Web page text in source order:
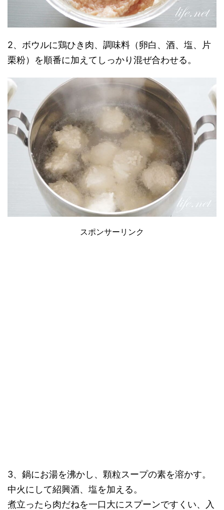
2、ボウルに鶏ひき肉、調味料（卵白、酒、塩、片
栗粉）を順番に加えてしっかり混ぜ合わせる。
スポンサーリンク
3、鍋にお湯を沸かし、顆粒スープの素を溶かす。
中火にして紹興酒、塩を加える。
煮立ったら肉だねを一口大にスプーンですくい、入